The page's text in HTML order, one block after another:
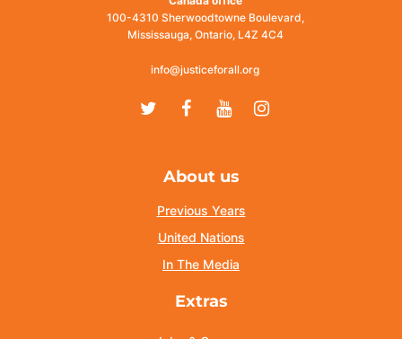
100-4310 Sherwoodtowne Boulevard,
Mississauga, Ontario, L4Z 4C4
info@justiceforall.org
TwitterFacebook
YoutubeInstagram
About us
Previous Years
United Nations
In The Media
Extras